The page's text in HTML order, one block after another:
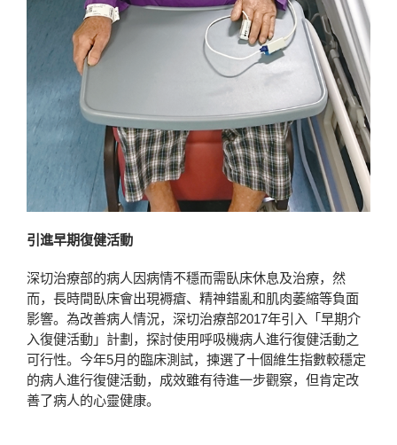
引進早期復健活動
深切治療部的病人因病情不穩而需臥床休息及治療，然
而，長時間臥床會出現褥瘡、精神錯亂和肌肉萎縮等負面
影響。為改善病人情況，深切治療部2017年引入「早期介
入復健活動」計劃，探討使用呼吸機病人進行復健活動之
可行性。今年5月的臨床測試，揀選了十個維生指數較穩定
的病人進行復健活動，成效雖有待進一步觀察，但肯定改
善了病人的心靈健康。